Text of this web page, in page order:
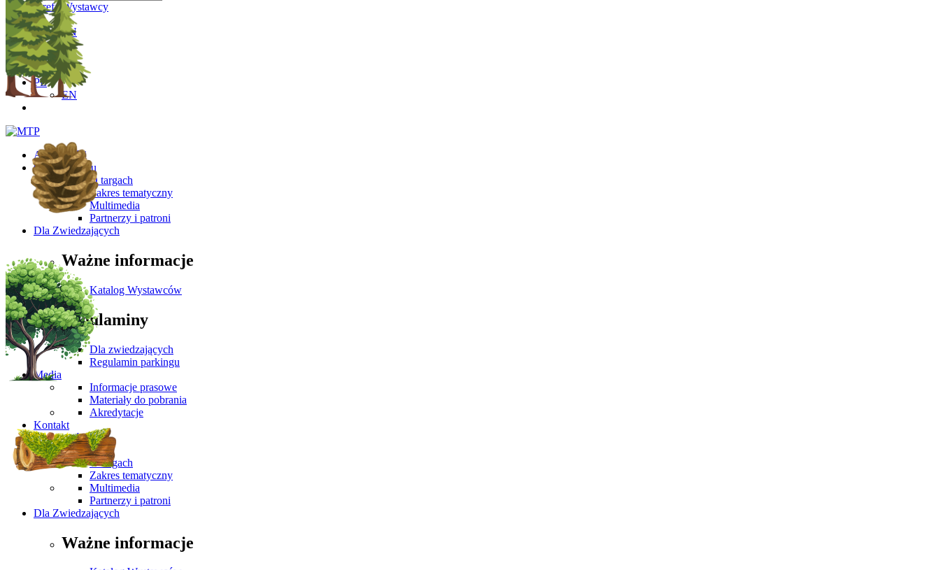
Strefa Wystawcy
PL
EN
PL
EN
Aktualności
O wydarzeniu
O targach
Zakres tematyczny
Multimedia
Partnerzy i patroni
Dla Zwiedzających
Ważne informacje
Katalog Wystawców
Regulaminy
Dla zwiedzających
Regulamin parkingu
Media
Informacje prasowe
Materiały do pobrania
Akredytacje
Kontakt
Aktualności
O wydarzeniu
O targach
Zakres tematyczny
Multimedia
Partnerzy i patroni
Dla Zwiedzających
Ważne informacje